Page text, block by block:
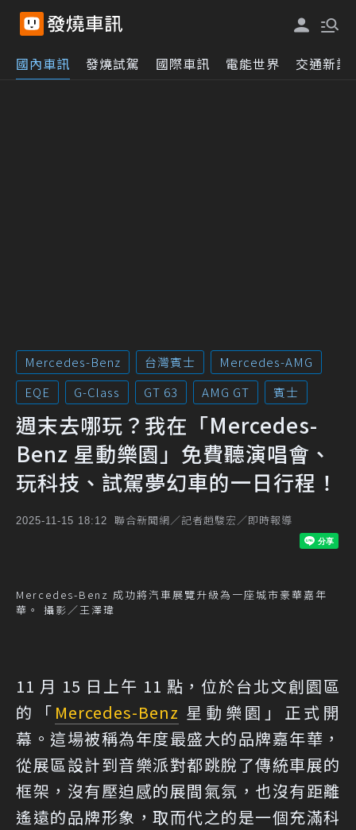
國內車訊 發燒試駕 國際車訊 電能世界 交通新訊
Mercedes-Benz 台灣賓士
Mercedes-AMG
EQE
G-Class GT 63 AMG GT 賓士
週末去哪玩？我在「Mercedes-
Benz 星動樂園」免費聽演唱會、
玩科技、試駕夢幻車的一日行程！
2025-11-15 18:12 聯合新聞網／記者趙駿宏／即時報導
Mercedes-Benz 成功將汽車展覽升級為一座城市豪華嘉年
華。 攝影／王澤瑋
11 月 15 日上午 11 點，位於台北文創園區
的「 Mercedes-Benz 星動樂園」正式開
幕。這場被稱為年度最盛大的品牌嘉年華，
從展區設計到音樂派對都跳脫了傳統車展的
框架，沒有壓迫感的展間氣氛，也沒有距離
遙遠的品牌形象，取而代之的是一個充滿科